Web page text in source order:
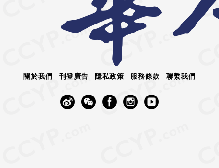
關於我們 刊登廣告 隱私政策 服務條款 聯繫我們